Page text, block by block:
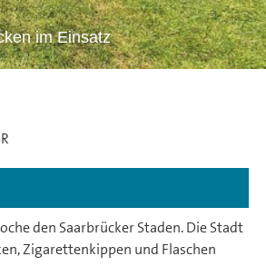
im Einsatz
den Saarbrücker Staden. Die Stadt
Zigarettenkippen und Flaschen